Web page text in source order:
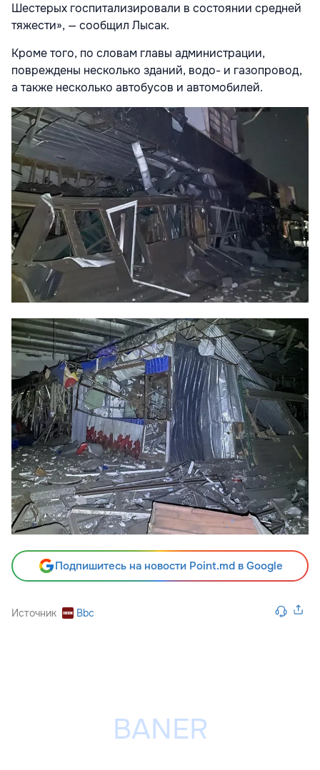
Шестерых госпитализировали в состоянии средней
тяжести», — сообщил Лысак.
Кроме того, по словам главы администрации,
повреждены несколько зданий, водо- и газопровод,
а также несколько автобусов и автомобилей.
Подпишитесь на новости Point.md в Google
Источник Bbc